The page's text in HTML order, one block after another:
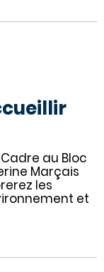
au Bloc
Marçais
les
et